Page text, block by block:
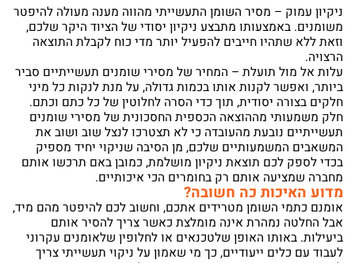
מעוניינים בציוד איכותי למפעלים?
ניקיון עמוק – מסיר השומן התעשייתי מהווה מענה מעולה להיפטר
משומנים. באמצעותו מתבצע ניקיון יסודי של הציוד היקר שלכם,
וזאת ללא שתהיו חייבים להפעיל יותר מדי כוח לקבלת התוצאה
הרצויה.
עלות אל מול תועלת – המחיר של מסירי שומנים תעשייתיים סביר
ביותר, ואפשר לקנות אותו בכמות גדולה, על מנת לנקות כל מיני
חלקים בצורה יסודית, תוך כדי הסרה לחלוטין של כל כתם וכתם.
חלק משמעותי מההוצאה הכספית החסכונית של מסירי שומנים
תעשייתיים נובעת מהעובדה כי לא תצטרכו לנצל שוב ושוב את
המשאבים המשמעותיים שלכם, מן הסיבה שניקוי יחיד מספיק
בכדי לספק לכם תוצאת ניקיון מושלמת, כמובן באם תרכשו אותם
מחברה שמציעה אותם רק בחומרים הכי איכותיים.
מדוע האיכות כה חשובה?
אומנם כתמי השומן מטרידים אתכם, וחשוב לכם להיפטר מהם מיד,
אבל החלטה נמהרת אינה מומלצת כאשר צריך להסיר אותם
ביעילות. באותו האופן שלטכנאים או לחלופין שלאומנים עקרוני
לעבוד עם כלים ייעודיים, כך מי שאמון על ניקוי תעשייתי צריך